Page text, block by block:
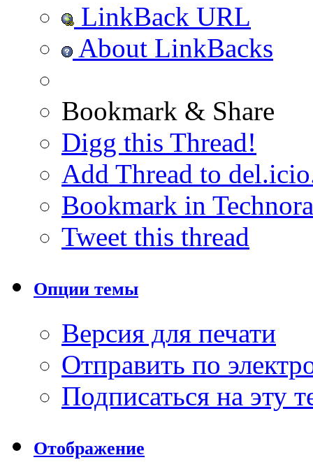
LinkBack URL
About LinkBacks
Bookmark & Share
Digg this Thread!
Add Thread to
Bookmark in
Tweet this thread
Опции темы
Версия для печати
Отправить по
Подписаться на эту
Отображение